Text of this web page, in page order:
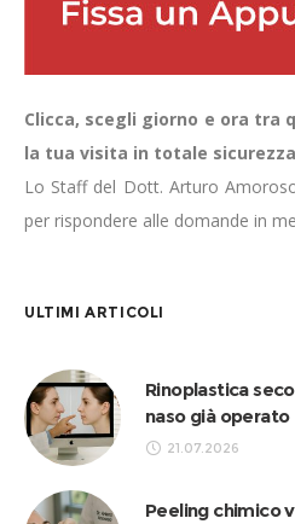
Clicca, scegli giorno e ora tra
la tua visita in totale
Lo Staff del Dott. Arturo
per rispondere alle domande in
ULTIMI ARTICOLI
Rinoplastica
naso già operato
21.07.2026
Peeling chimico